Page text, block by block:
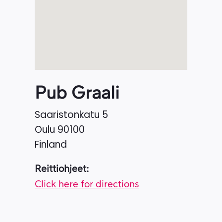
Pub Graali
Saaristonkatu 5
Oulu 90100
Finland
Reittiohjeet:
Click here for directions